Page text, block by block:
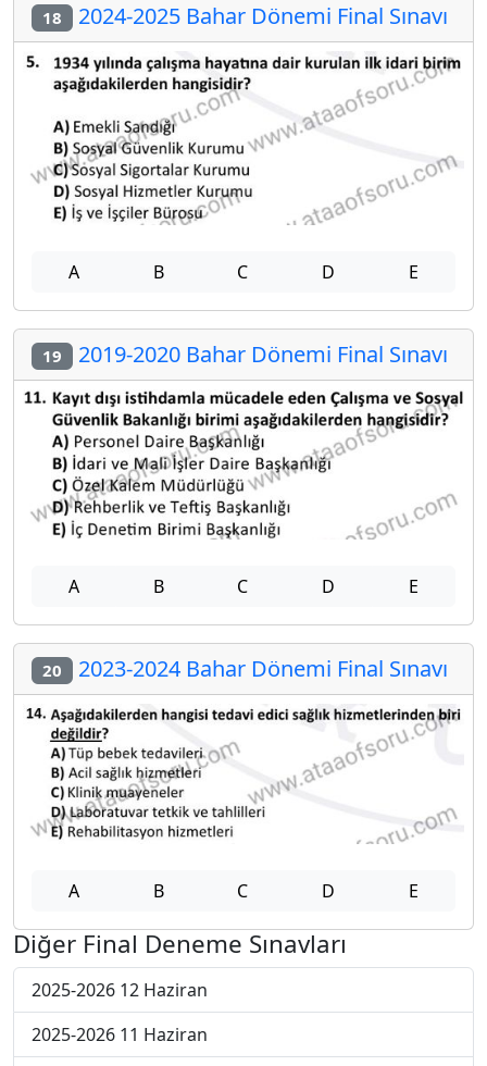
18 2024-2025 Bahar Dönemi Final Sınavı
A B C D E
19 2019-2020 Bahar Dönemi Final Sınavı
A B C D E
20 2023-2024 Bahar Dönemi Final Sınavı
A B C D E
Diğer Final Deneme Sınavları
2025-2026 12 Haziran
2025-2026 11 Haziran